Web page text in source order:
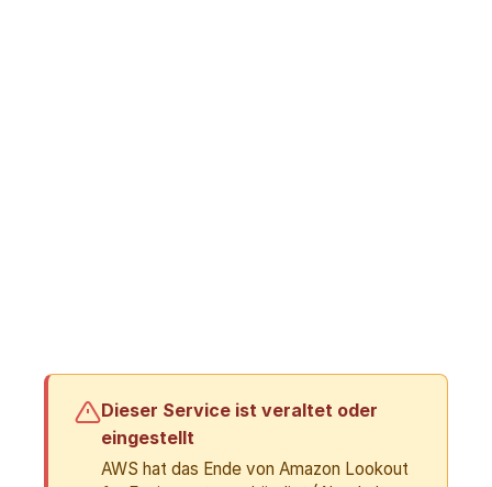
Dieser Service ist veraltet oder
eingestellt
AWS hat das Ende von Amazon Lookout